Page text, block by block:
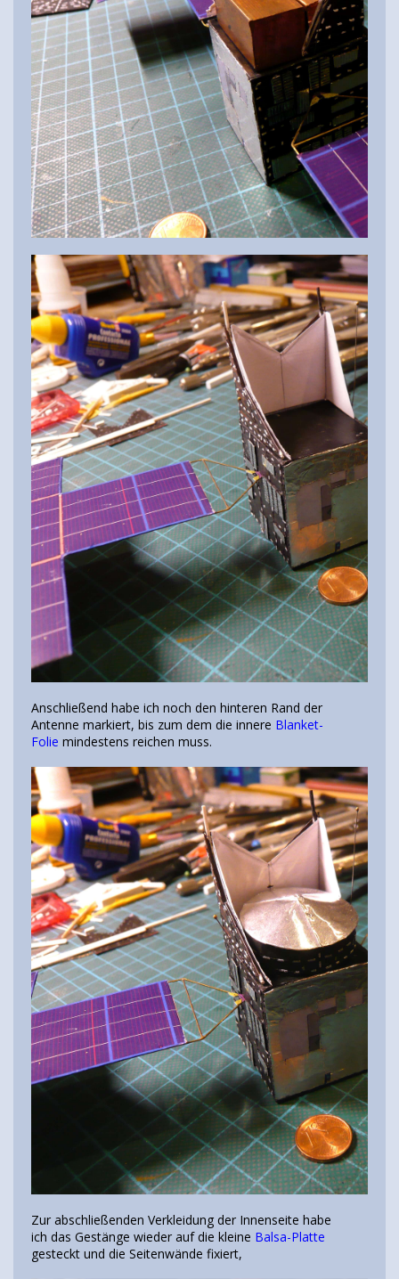
Anschließend habe ich noch den hinteren Rand der
Antenne markiert, bis zum dem die innere Blanket-
Folie mindestens reichen muss.
Zur abschließenden Verkleidung der Innenseite habe
ich das Gestänge wieder auf die kleine Balsa-Platte
gesteckt und die Seitenwände fixiert,